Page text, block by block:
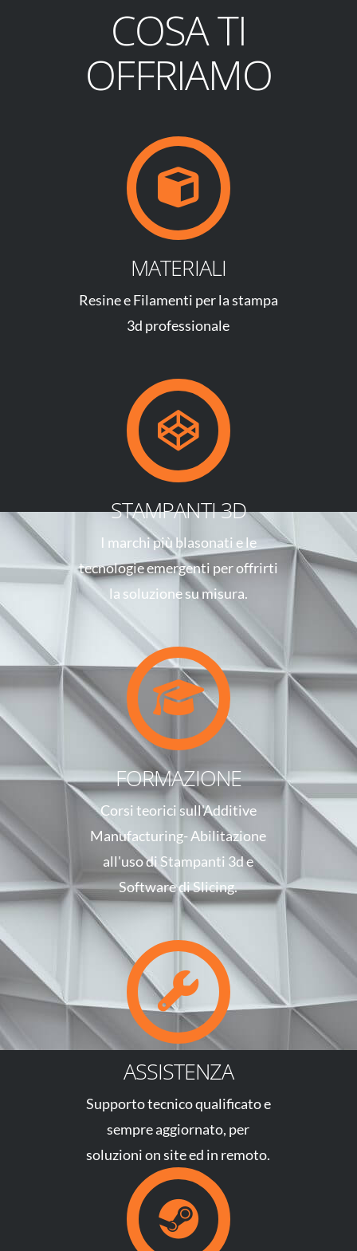
COSA TI
OFFRIAMO
MATERIALI
Resine e Filamenti per la stampa
3d professionale
STAMPANTI 3D
I marchi più blasonati e le
tecnologie emergenti per offrirti
la soluzione su misura.
FORMAZIONE
Corsi teorici sull'Additive
Manufacturing- Abilitazione
all'uso di Stampanti 3d e
Software di Slicing.
ASSISTENZA
Supporto tecnico qualificato e
sempre aggiornato, per
soluzioni on site ed in remoto.